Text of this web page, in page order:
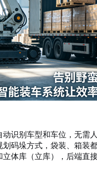
动识别车型和车位，无需
划码垛方式，袋装、箱装
体库（立库），后端直